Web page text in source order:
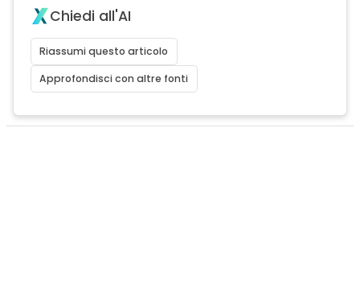
Chiedi all'AI
Riassumi questo articolo
Approfondisci con altre fonti